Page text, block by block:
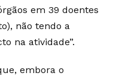
em 39 doentes
não tendo a
na atividade”.
embora o